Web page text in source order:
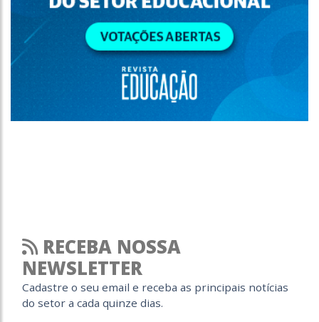
RECEBA NOSSA
NEWSLETTER
Cadastre o seu email e receba as principais notícias
do setor a cada quinze dias.